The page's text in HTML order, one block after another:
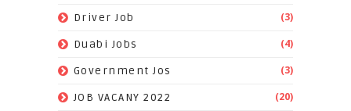
Driver Job (3)
Duabi Jobs (4)
Government Jos (3)
JOB VACANY 2022 (20)